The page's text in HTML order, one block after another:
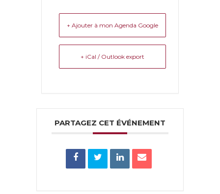
+ Ajouter à mon Agenda Google
+ iCal / Outlook export
PARTAGEZ CET ÉVÉNEMENT